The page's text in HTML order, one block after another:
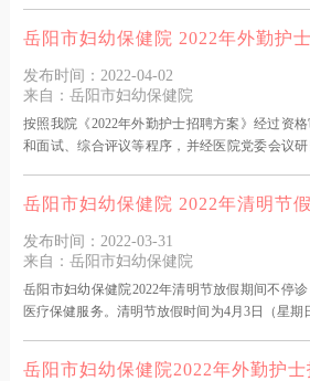
截图保存结果，进入医院和诊区时主动扫场所
码、行程码。 &
岳阳市妇幼保健院 2022年外勤护
发布时间：2022-04-02
来自：岳阳市妇幼保健院
按照我院《2022年外勤护士招聘方案》经过资
和面试、综合评议等程序，并经医院党委会议
现进行公示（排名不分先后）。易子娟胡 婷曾
姚 静闾婉婷万 宇孙 职汤雯雯戴曦子黄 倩张非
大干部群众反映和举报本次招聘过
岳阳市妇幼保健院 2022年清明节
发布时间：2022-03-31
来自：岳阳市妇幼保健院
岳阳市妇幼保健院2022年清明节放假期间不停
医疗保健服务。清明节放假时间为4月3日（星期
进入医院和诊区时主动向工作人员出示。 操
岳阳市妇幼保健院2022年外勤护